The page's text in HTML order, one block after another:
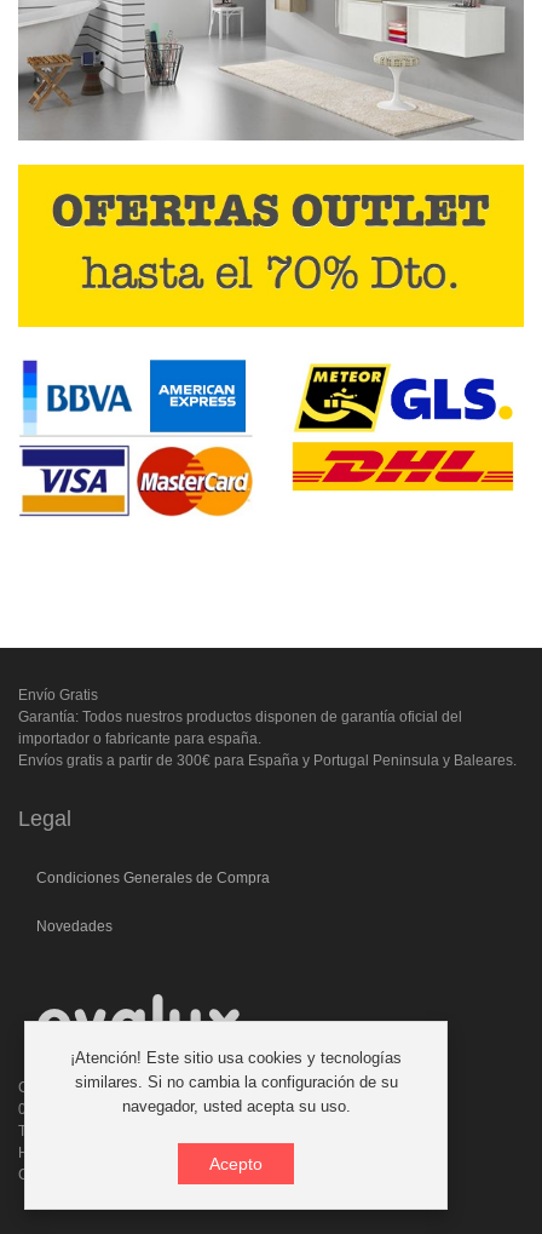
Envío Gratis
Garantía: Todos nuestros productos disponen de garantía oficial del
importador o fabricante para españa.
Envíos gratis a partir de 300€ para España y Portugal Peninsula y Baleares.
Legal
Condiciones Generales de Compra
Novedades
C/. Laforja, 46
08006 BARCELONA (ESPAÑA)
Teléfono: 933 210 593 - 619 711 900
Horario atencion telefonica: 9:00 a 14:00 Tardes con cita previa
Consultas:evalux@evalux.com
¡Atención! Este sitio usa cookies y tecnologías
similares. Si no cambia la configuración de su
navegador, usted acepta su uso.
Acepto